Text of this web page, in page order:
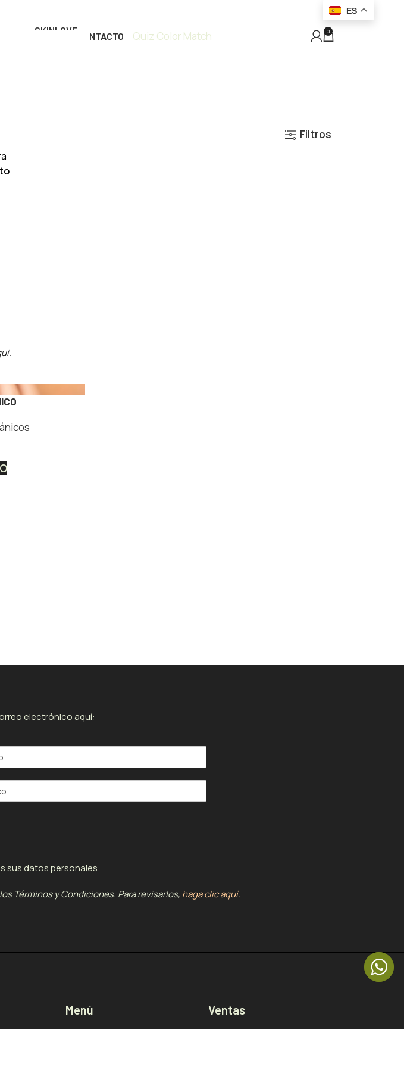
SKINLOVE CONTACTO Quiz Color Match 0
Filtros
electrónico aquí:
sus datos personales.
Términos y Condiciones. Para revisarlos, haga clic aquí.
Menú Ventas
ES